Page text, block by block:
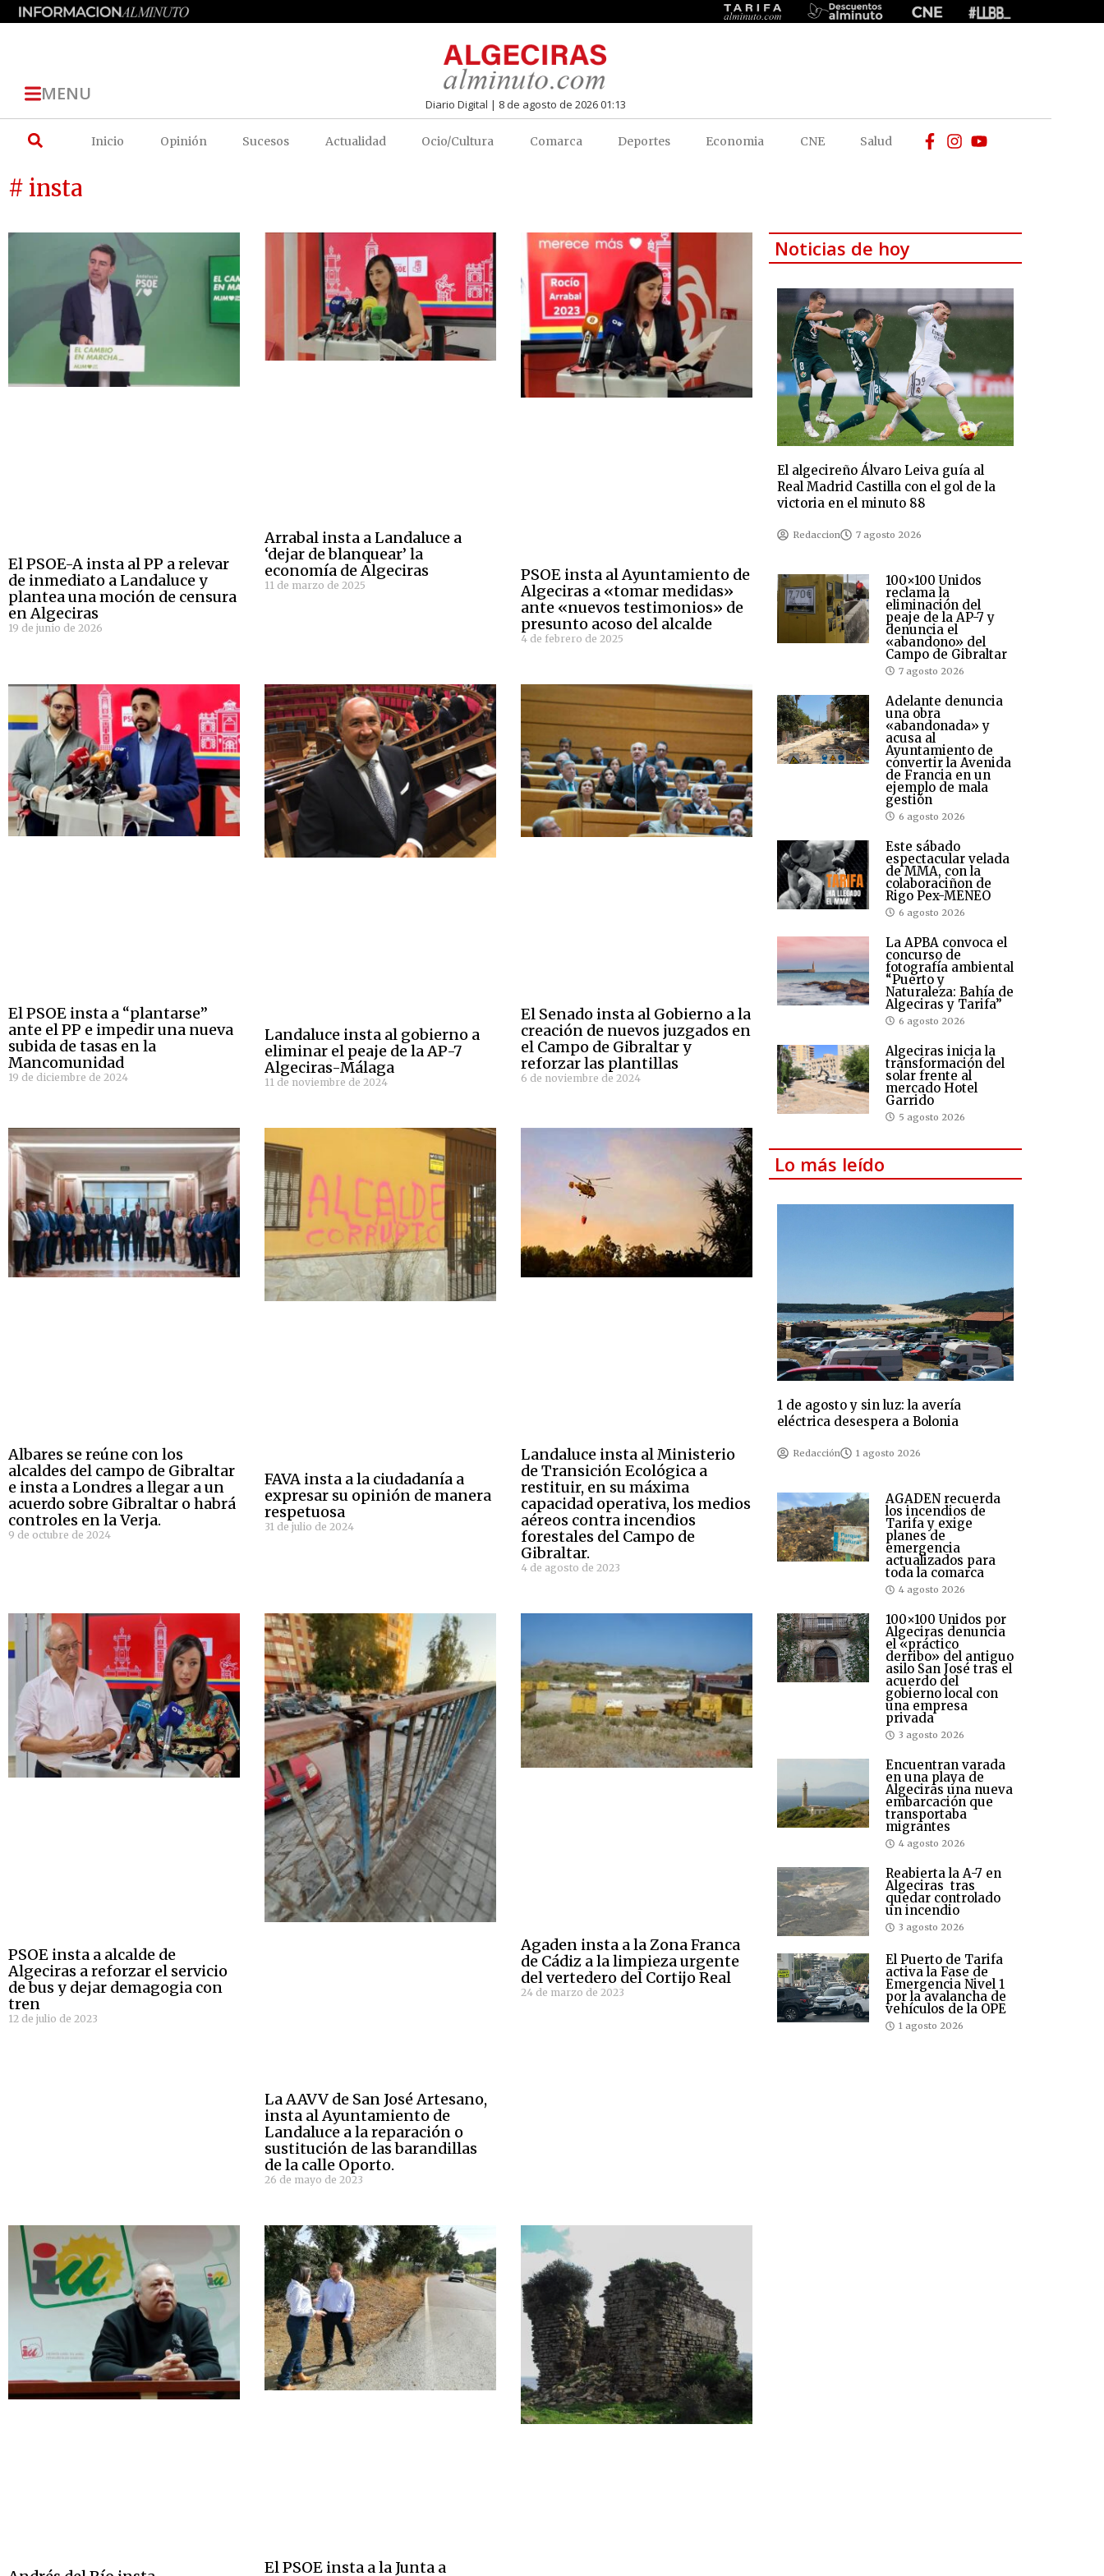
MENU Diario Digital | 8 de agosto de 2026 01:13
Inicio Opinión Sucesos Actualidad Ocio/Cultura Comarca Deportes Economia CNE Salud
# insta
El PSOE-A insta al PP a relevar
de inmediato a Landaluce y
plantea una moción de censura
en Algeciras
19 de junio de 2026
Arrabal insta a Landaluce a
‘dejar de blanquear’ la
economía de Algeciras
11 de marzo de 2025
PSOE insta al Ayuntamiento de
Algeciras a «tomar medidas»
ante «nuevos testimonios» de
presunto acoso del alcalde
4 de febrero de 2025
El PSOE insta a “plantarse”
ante el PP e impedir una nueva
subida de tasas en la
Mancomunidad
19 de diciembre de 2024
Landaluce insta al gobierno a
eliminar el peaje de la AP-7
Algeciras-Málaga
11 de noviembre de 2024
El Senado insta al Gobierno a la
creación de nuevos juzgados en
el Campo de Gibraltar y
reforzar las plantillas
6 de noviembre de 2024
Albares se reúne con los
alcaldes del campo de Gibraltar
e insta a Londres a llegar a un
acuerdo sobre Gibraltar o habrá
controles en la Verja.
9 de octubre de 2024
FAVA insta a la ciudadanía a
expresar su opinión de manera
respetuosa
31 de julio de 2024
Landaluce insta al Ministerio
de Transición Ecológica a
restituir, en su máxima
capacidad operativa, los medios
aéreos contra incendios
forestales del Campo de
Gibraltar.
4 de agosto de 2023
PSOE insta a alcalde de
Algeciras a reforzar el servicio
de bus y dejar demagogia con
tren
12 de julio de 2023
La AAVV de San José Artesano,
insta al Ayuntamiento de
Landaluce a la reparación o
sustitución de las barandillas
de la calle Oporto.
26 de mayo de 2023
Agaden insta a la Zona Franca
de Cádiz a la limpieza urgente
del vertedero del Cortijo Real
24 de marzo de 2023
El PSOE insta a la Junta a
Noticias de hoy
El algecireño Álvaro Leiva guía al
Real Madrid Castilla con el gol de la
victoria en el minuto 88
Redaccion 7 agosto 2026
100×100 Unidos
reclama la
eliminación del
peaje de la AP-7 y
denuncia el
«abandono» del
Campo de Gibraltar
7 agosto 2026
Adelante denuncia
una obra
«abandonada» y
acusa al
Ayuntamiento de
convertir la Avenida
de Francia en un
ejemplo de mala
gestión
6 agosto 2026
Este sábado
espectacular velada
de MMA, con la
colaboraciñon de
Rigo Pex-MENEO
6 agosto 2026
La APBA convoca el
concurso de
fotografía ambiental
“Puerto y
Naturaleza: Bahía de
Algeciras y Tarifa”
6 agosto 2026
Algeciras inicia la
transformación del
solar frente al
mercado Hotel
Garrido
5 agosto 2026
Lo más leído
1 de agosto y sin luz: la avería
eléctrica desespera a Bolonia
Redacción 1 agosto 2026
AGADEN recuerda
los incendios de
Tarifa y exige
planes de
emergencia
actualizados para
toda la comarca
4 agosto 2026
100×100 Unidos por
Algeciras denuncia
el «práctico
derribo» del antiguo
asilo San José tras el
acuerdo del
gobierno local con
una empresa
privada
3 agosto 2026
Encuentran varada
en una playa de
Algeciras una nueva
embarcación que
transportaba
migrantes
4 agosto 2026
Reabierta la A-7 en
Algeciras tras
quedar controlado
un incendio
3 agosto 2026
El Puerto de Tarifa
activa la Fase de
Emergencia Nivel 1
por la avalancha de
vehículos de la OPE
1 agosto 2026